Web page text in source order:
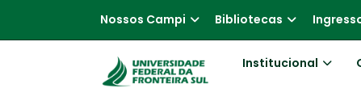
Nossos Campi Bibliotecas
Institucional